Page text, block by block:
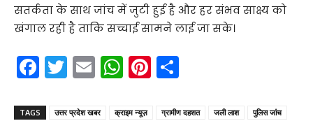
सतर्कता के साथ जांच में जुटी हुई है और हर संभव साक्ष्य को
खंगाल रही है ताकि सच्चाई सामने लाई जा सके।
F
a
c
T
w
itt
E
m
ai
W
h
a
Pi
nt
er ar
TAGS उत्तर प्रदेश खबर क्राइम न्यूज़ ग्रामीण दहशत जली लाश
पुलिस जांच